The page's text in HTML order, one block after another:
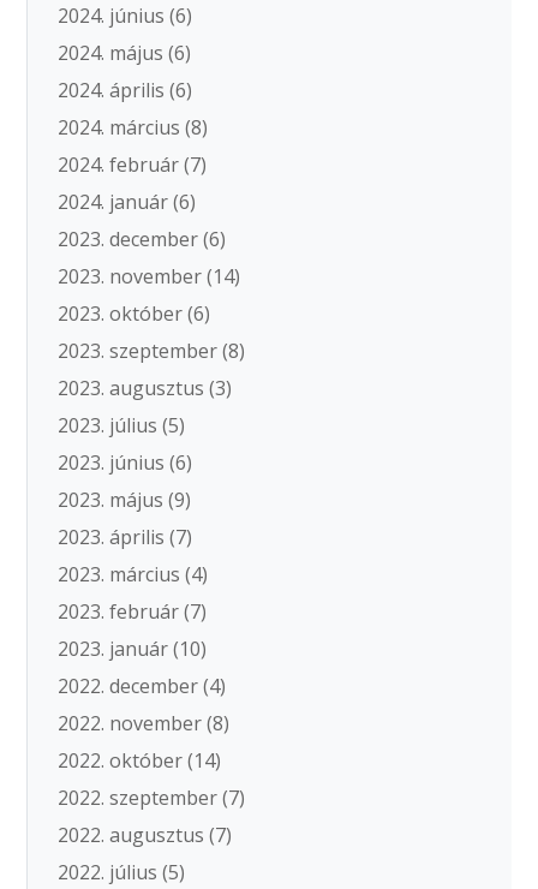
2024. június (6)
2024. május (6)
2024. április (6)
2024. március (8)
2024. február(7)
2024. január(6)
2023. december(6)
2023. november(14)
2023. október(6)
2023. szeptember(8)
2023. augusztus (3)
2023. július (5)
2023. június (6)
2023. május (9)
2023. április (7)
2023. március (4)
2023. február(7)
2023. január(10)
2022. december(4)
2022. november(8)
2022. október(14)
2022. szeptember(7)
2022. augusztus (7)
2022. július (5)